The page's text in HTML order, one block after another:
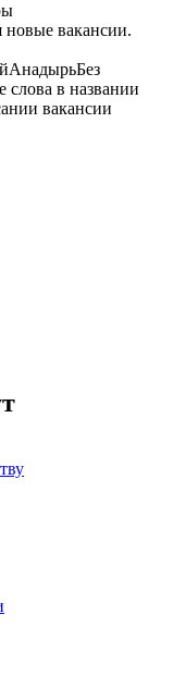
новые вакансии.
АнадырьБез
слова в названии
вакансии